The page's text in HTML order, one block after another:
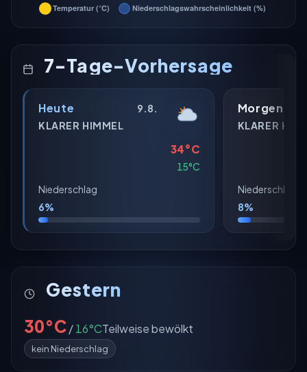
7-Tage-Vorhersage
Heute
9.8.
KLARER HIMMEL
34°C
15°C
Niederschlag
6%
Morgen
KLARER
Niederschlag
8%
Gestern
30°C/16°CTeilweise bewölkt
kein Niederschlag